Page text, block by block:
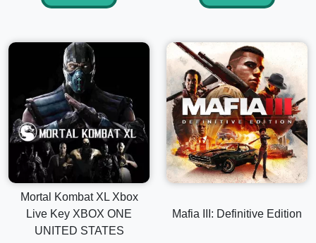
Mortal Kombat XL Xbox
Live Key XBOX ONE
UNITED STATES
Mafia III: Definitive Edition